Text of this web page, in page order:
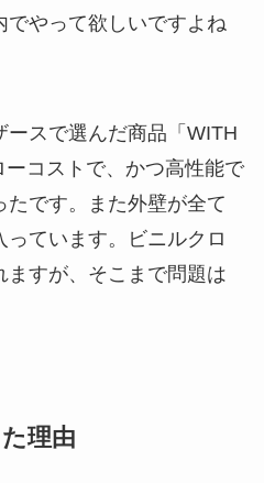
でやって欲しいですよね
ースで選んだ商品「WITH
コストで、かつ高性能で
たです。また外壁が全て
ています。ビニルクロ
ますが、そこまで問題は
理由